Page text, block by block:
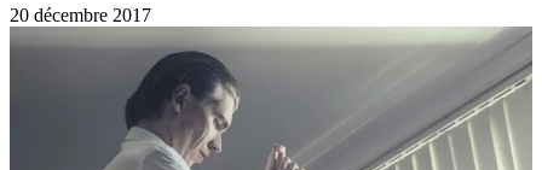
20 décembre 2017